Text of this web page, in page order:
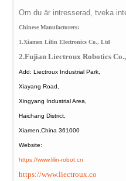
Om du är intresserad, tveka
Chinese Manufacturers:
1.Xiamen Lilin Electronics Co., Ltd
2.Fujian Liectroux Robotics
Add: Liectroux Industrial Park,
Xiayang Road,
Xingyang Industrial Area,
Haichang District
Xiamen ,China 361000
Website:
https://www.lilin-robot.cn
https://www.liectroux.co